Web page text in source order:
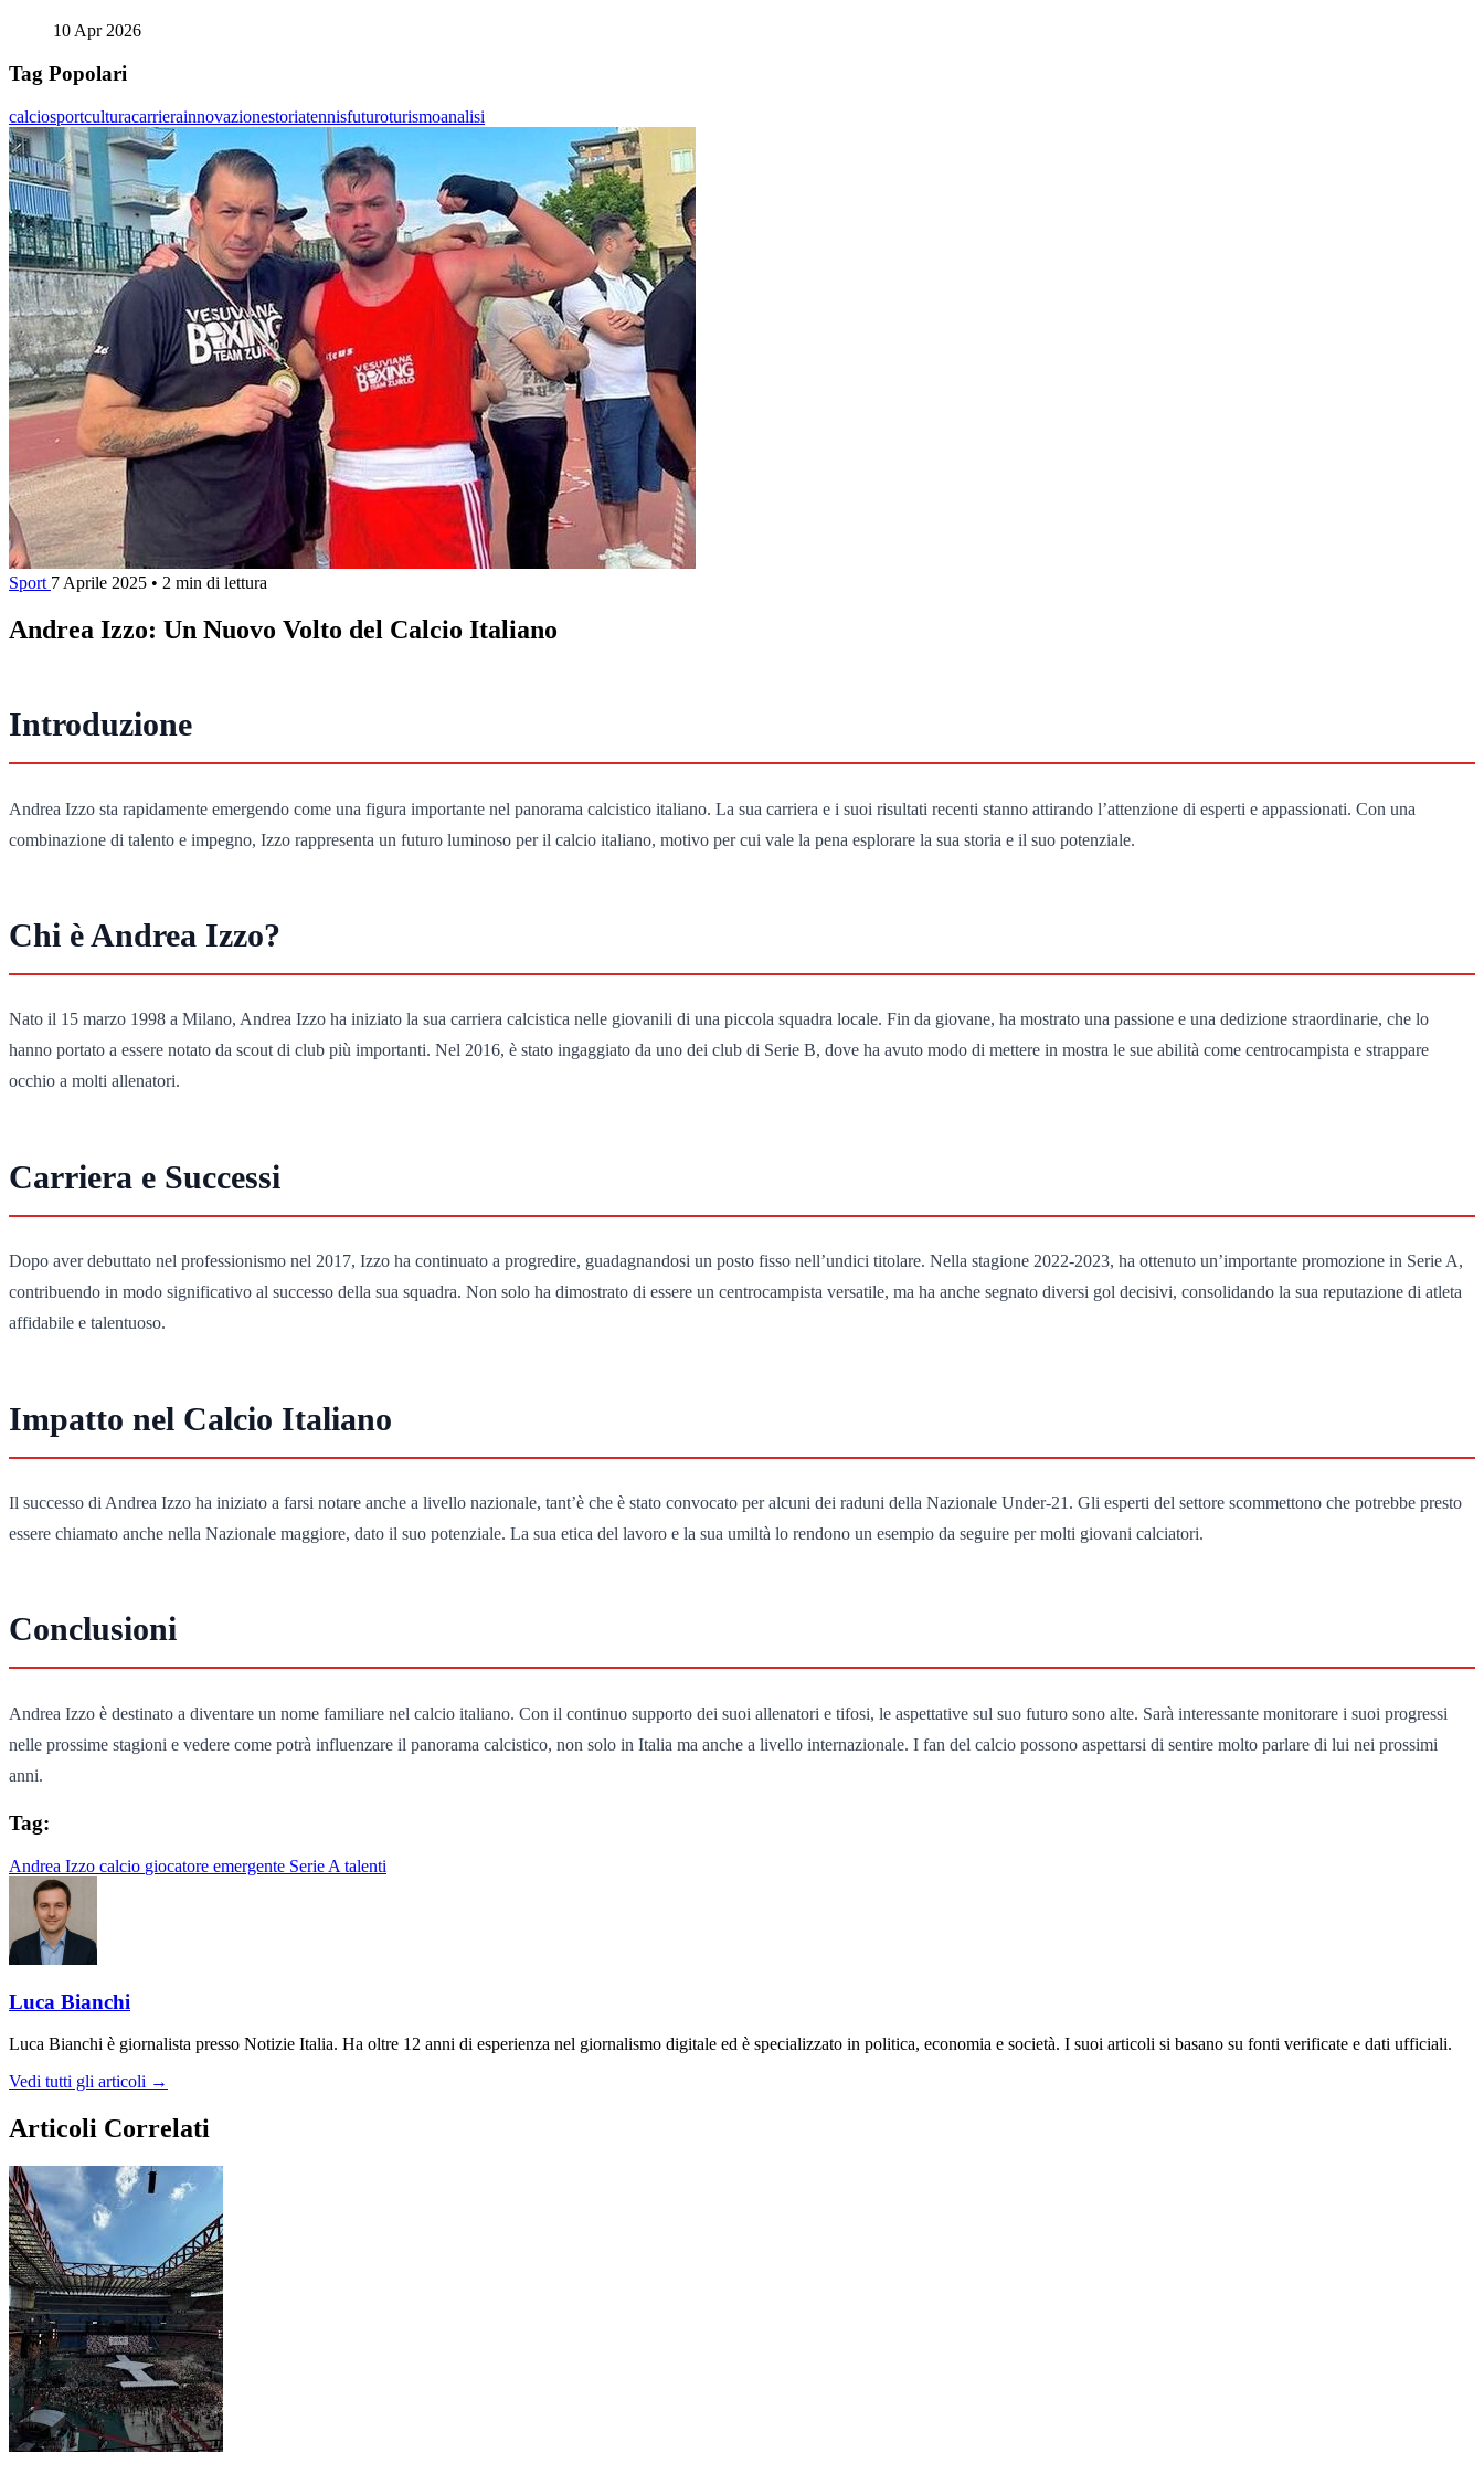
10 Apr 2026
Tag Popolari
calciosportculturacarrierainnovazionestoriatennisfuturoturismoanalisi
Sport 7 Aprile 2025 • 2 min di lettura
Andrea Izzo: Un Nuovo Volto del Calcio Italiano
Introduzione
Andrea Izzo sta rapidamente emergendo come una figura importante nel panorama calcistico italiano. La sua carriera e i suoi risultati recenti stanno attirando l’attenzione di esperti e appassionati. Con una
combinazione di talento e impegno, Izzo rappresenta un futuro luminoso per il calcio italiano, motivo per cui vale la pena esplorare la sua storia e il suo potenziale.
Chi è Andrea Izzo?
Nato il 15 marzo 1998 a Milano, Andrea Izzo ha iniziato la sua carriera calcistica nelle giovanili di una piccola squadra locale. Fin da giovane, ha mostrato una passione e una dedizione straordinarie, che lo
hanno portato a essere notato da scout di club più importanti. Nel 2016, è stato ingaggiato da uno dei club di Serie B, dove ha avuto modo di mettere in mostra le sue abilità come centrocampista e strappare
occhio a molti allenatori.
Carriera e Successi
Dopo aver debuttato nel professionismo nel 2017, Izzo ha continuato a progredire, guadagnandosi un posto fisso nell’undici titolare. Nella stagione 2022-2023, ha ottenuto un’importante promozione in Serie A,
contribuendo in modo significativo al successo della sua squadra. Non solo ha dimostrato di essere un centrocampista versatile, ma ha anche segnato diversi gol decisivi, consolidando la sua reputazione di atleta
affidabile e talentuoso.
Impatto nel Calcio Italiano
Il successo di Andrea Izzo ha iniziato a farsi notare anche a livello nazionale, tant’è che è stato convocato per alcuni dei raduni della Nazionale Under-21. Gli esperti del settore scommettono che potrebbe presto
essere chiamato anche nella Nazionale maggiore, dato il suo potenziale. La sua etica del lavoro e la sua umiltà lo rendono un esempio da seguire per molti giovani calciatori.
Conclusioni
Andrea Izzo è destinato a diventare un nome familiare nel calcio italiano. Con il continuo supporto dei suoi allenatori e tifosi, le aspettative sul suo futuro sono alte. Sarà interessante monitorare i suoi progressi
nelle prossime stagioni e vedere come potrà influenzare il panorama calcistico, non solo in Italia ma anche a livello internazionale. I fan del calcio possono aspettarsi di sentire molto parlare di lui nei prossimi
anni.
Tag:
Andrea Izzo calcio giocatore emergente Serie A talenti
Luca Bianchi
Luca Bianchi è giornalista presso Notizie Italia. Ha oltre 12 anni di esperienza nel giornalismo digitale ed è specializzato in politica, economia e società. I suoi articoli si basano su fonti verificate e dati ufficiali.
Vedi tutti gli articoli →
Articoli Correlati